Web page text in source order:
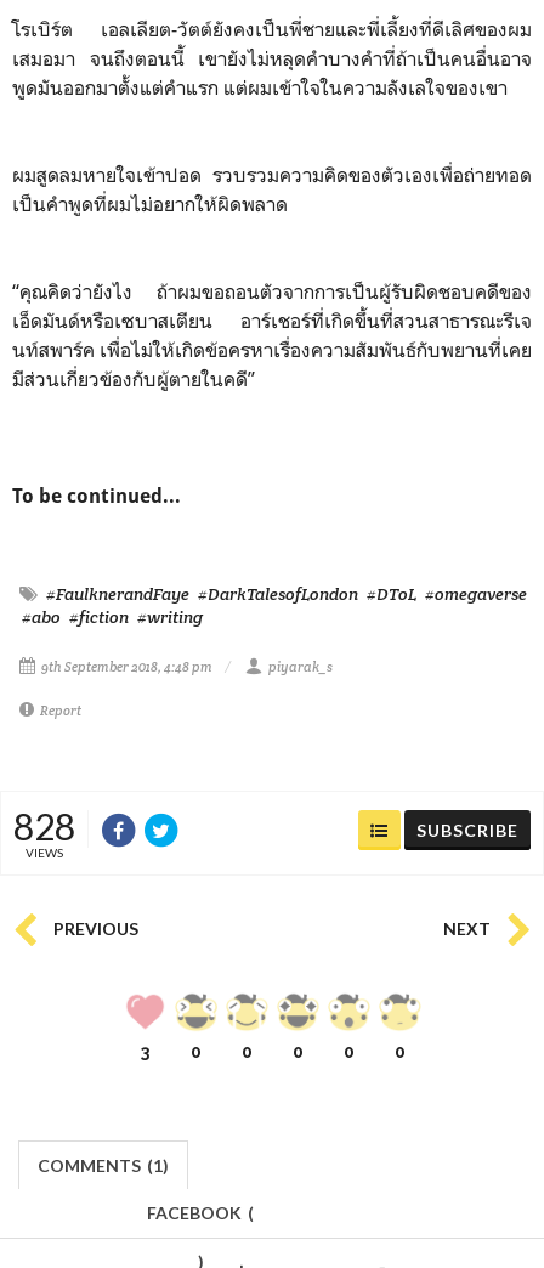
โรเบิร์ต เอลเลียต-วัตต์ยังคงเป็นพี่ชายและพี่เลี้ยงที่ดีเลิศของผม
เสมอมา จนถึงตอนนี้ เขายังไม่หลุดคำบางคำที่ถ้าเป็นคนอื่นอาจ
พูดมันออกมาตั้งแต่คำแรก แต่ผมเข้าใจในความลังเลใจของเขา
ผมสูดลมหายใจเข้าปอด รวบรวมความคิดของตัวเองเพื่อถ่ายทอด
เป็นคำพูดที่ผมไม่อยากให้ผิดพลาด
“คุณคิดว่ายังไง ถ้าผมขอถอนตัวจากการเป็นผู้รับผิดชอบคดีของ
เอ็ดมันด์หรือเซบาสเตียน อาร์เชอร์ที่เกิดขึ้นที่สวนสาธารณะรีเจ
นท์สพาร์ค เพื่อไม่ให้เกิดข้อครหาเรื่องความสัมพันธ์กับพยานที่เคย
มีส่วนเกี่ยวข้องกับผู้ตายในคดี”
To be continued...
#FaulknerandFaye #DarkTalesofLondon #DToL #omegaverse
#abo #fiction #writing
9th September 2018, 4:48 pm piyarak_s
Report
828
VIEWS
SUBSCRIBE
PREVIOUS NEXT
3 0 0 0 0 0
COMMENTS (1)
FACEBOOK (
)